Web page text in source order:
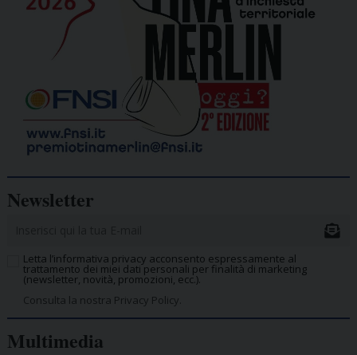
Newsletter
Letta l’informativa privacy acconsento espressamente al
trattamento dei miei dati personali per finalità di marketing
(newsletter, novità, promozioni, ecc.).
Consulta la nostra Privacy Policy.
Multimedia